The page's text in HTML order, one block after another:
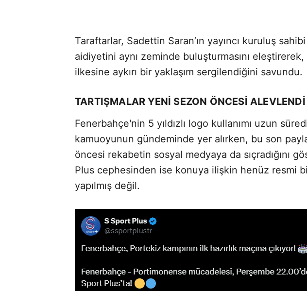
Taraftarlar, Sadettin Saran’ın yayıncı kuruluş
aidiyetini aynı zeminde buluşturmasını eleştirerek,
ilkesine aykırı bir yaklaşım sergilendiğini savundu.
TARTIŞMALAR YENI SEZON ÖNCESI ALEVLENDI
Fenerbahçe'nin 5 yıldızlı logo kullanımı uzun
kamuoyunun gündeminde yer alırken, bu son
öncesi rekabetin sosyal medyaya da sıçradığını
Plus cephesinden ise konuya ilişkin henüz resmi
yapılmış değil.